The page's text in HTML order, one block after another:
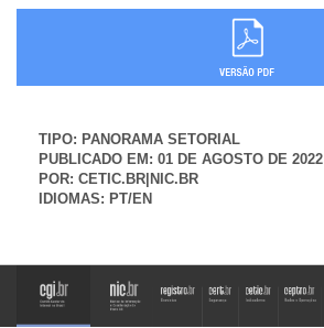
TIPO: PANORAMA SETORIAL
PUBLICADO EM: 01 DE AGOSTO DE 2022
POR: CETIC.BR|NIC.BR
IDIOMAS: PT/EN